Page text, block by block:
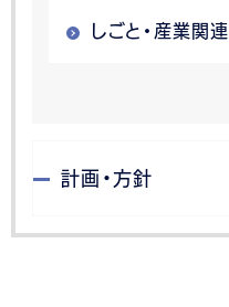
しごと・産業関連
計画・方針